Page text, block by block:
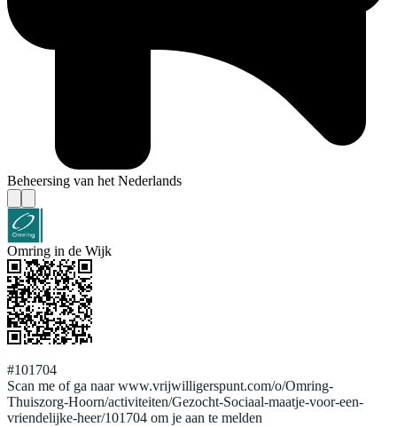
Beheersing van het Nederlands
Omring in de Wijk
#101704
Scan me of ga naar www.vrijwilligerspunt.com/o/Omring-
Thuiszorg-Hoorn/activiteiten/Gezocht-Sociaal-maatje-voor-een-
vriendelijke-heer/101704 om je aan te melden